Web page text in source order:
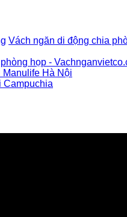
Vách ngăn di động chia
họp -
Manulife Hà Nội
Campuchia